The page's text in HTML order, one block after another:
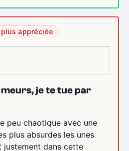
appréciée
je te tue par
peu chaotique avec une
plus absurdes les unes
justement dans cette